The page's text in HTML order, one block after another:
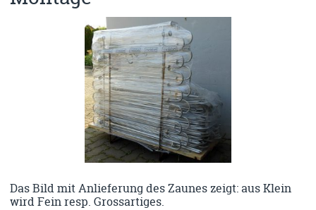
Das Bild mit Anlieferung des Zaunes zeigt: aus Klein
wird Fein resp. Grossartiges.